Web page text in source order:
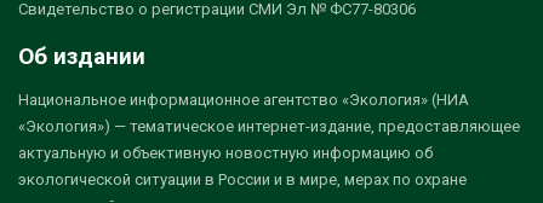
Свидетельство о регистрации СМИ Эл № ФС77-80306
Об издании
Национальное информационное агентство «Экология» (НИА
«Экология») — тематическое интернет-издание, предоставляющее
актуальную и объективную новостную информацию об
экологической ситуации в России и в мире, мерах по охране